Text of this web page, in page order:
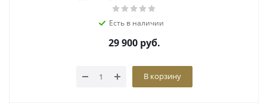
Есть в наличии
29 900руб.
В корзину